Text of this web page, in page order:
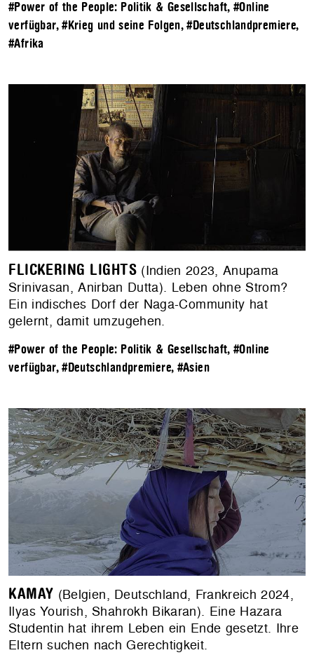
#Power of the People: Politik & Gesellschaft,#Online
verfügbar,#Krieg und seine Folgen,#Deutschlandpremiere,
#Afrika
FLICKERING LIGHTS (Indien 2023, Anupama
Srinivasan, Anirban Dutta). Leben ohne Strom?
Ein indisches Dorf der Naga-Community hat
gelernt, damit umzugehen.
#Power of the People: Politik & Gesellschaft,#Online
verfügbar,#Deutschlandpremiere, #Asien
KAMAY (Belgien, Deutschland, Frankreich 2024,
Ilyas Yourish, Shahrokh Bikaran). Eine Hazara
Studentin hat ihrem Leben ein Ende gesetzt. Ihre
Eltern suchen nach Gerechtigkeit.